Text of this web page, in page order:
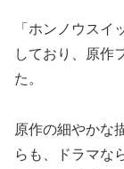
「ホンノウスイ
しており、原作
た。
原作の細やかな
らも、ドラマな